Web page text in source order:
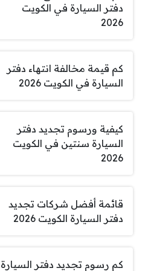
دفتر السيارة في الكويت
2026
كم قيمة مخالفة انتهاء دفتر
السيارة في الكويت 2026
كيفية ورسوم تجديد دفتر
السيارة سنتين في الكويت
2026
قائمة أفضل شركات تجديد
دفتر السيارة الكويت 2026
كم رسوم تجديد دفتر السيارة